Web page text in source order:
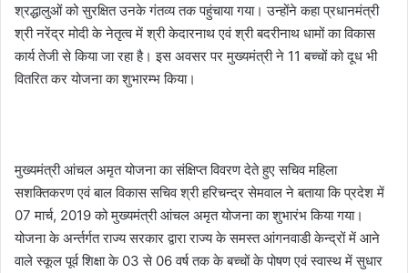
श्रद्धालुओं को सुरक्षित उनके गंतव्य तक पहुंचाया गया। उन्होंने कहा प्रधानमंत्री
श्री नरेंद्र मोदी के नेतृत्व में श्री केदारनाथ एवं श्री बदरीनाथ धामों का विकास
कार्य तेजी से किया जा रहा है। इस अवसर पर मुख्यमंत्री ने 11 बच्चों को दूध भी
वितरित कर योजना का शुभारम्भ किया।
मुख्यमंत्री आंचल अमृत योजना का संक्षिप्त विवरण देते हुए सचिव महिला
सशक्तिकरण एवं बाल विकास सचिव श्री हरिचन्द्र सेमवाल ने बताया कि प्रदेश में
07 मार्च, 2019 को मुख्यमंत्री आंचल अमृत योजना का शुभारंभ किया गया।
योजना के अर्न्तर्गत राज्य सरकार द्वारा राज्य के समस्त आंगनवाडी केन्द्रों में आने
वाले स्कूल पूर्व शिक्षा के 03 से 06 वर्ष तक के बच्चों के पोषण एवं स्वास्थ में सुधार